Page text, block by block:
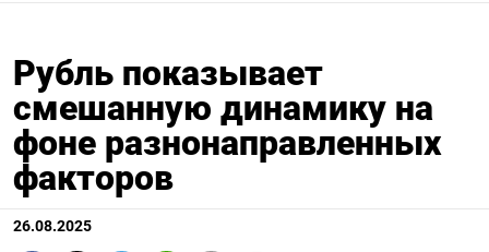
Рубль показывает
смешанную динамику на
фоне разнонаправленных
факторов
26.08.2025